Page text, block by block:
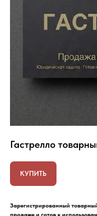
Гастрелло
КУПИТЬ
Зарегистрированный